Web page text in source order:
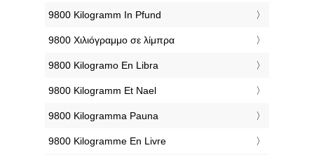
‎9800 Kilogramm In Pfund
‎9800 Χιλιόγραμμο σε λίμπρα
‎9800 Kilogramo En Libra
‎9800 Kilogramm Et Nael
‎9800 Kilogramma Pauna
‎9800 Kilogramme En Livre